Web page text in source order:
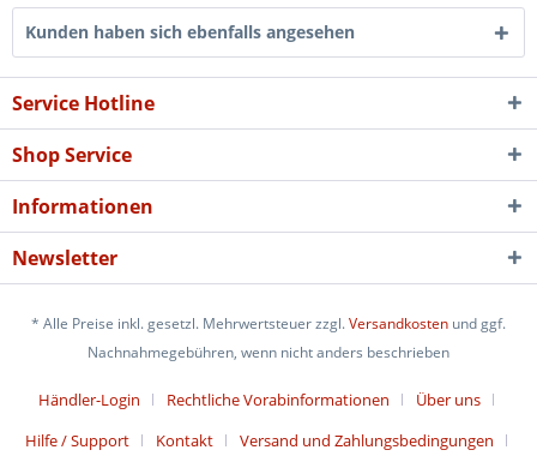
Kunden haben sich ebenfalls angesehen
Service Hotline
Shop Service
Informationen
Newsletter
* Alle Preise inkl. gesetzl. Mehrwertsteuer zzgl.Versandkosten und ggf.
Nachnahmegebühren, wenn nicht anders beschrieben
Händler-Login Rechtliche Vorabinformationen
Über uns
Hilfe / Support
Kontakt Versand und Zahlungsbedingungen